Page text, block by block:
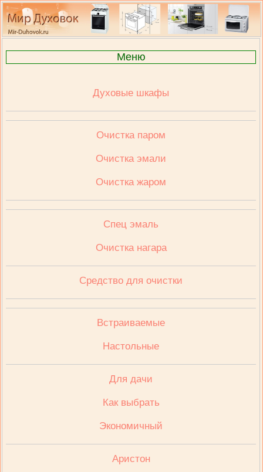
Меню
Духовые шкафы
Очистка паром
Очистка эмали
Очистка жаром
Спец эмаль
Очистка нагара
Средство для очистки
Встраиваемые
Настольные
Для дачи
Как выбрать
Экономичный
Аристон